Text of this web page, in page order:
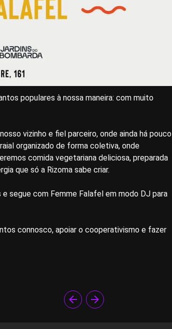
populares à nossa maneira: com muito
vizinho e fiel parceiro, onde ainda há pouco
organizado de forma coletiva, onde
comida vegetariana deliciosa, preparada
que só a Rizoma sabe criar.
segue com Femme Falafel em modo DJ para
connosco, apoiar o cooperativismo e fazer